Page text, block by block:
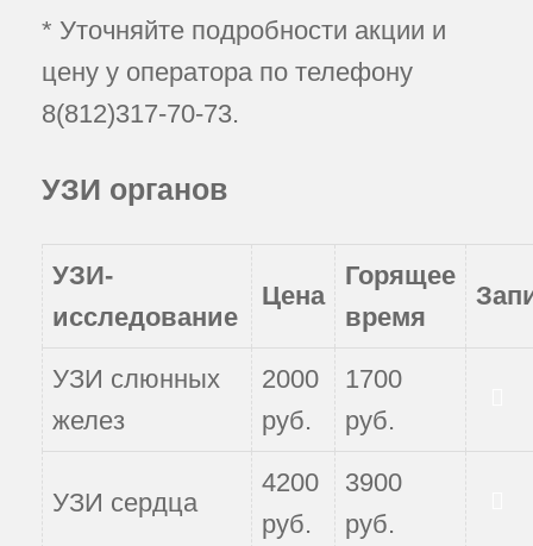
* Уточняйте подробности акции и
цену у оператора по телефону
8(812)317-70-73.
УЗИ органов
УЗИ-
исследование
Цена
Горящее
время
УЗИ слюнных
желез
2000
руб.
1700
руб.
УЗИ сердца
4200
руб.
3900
руб.